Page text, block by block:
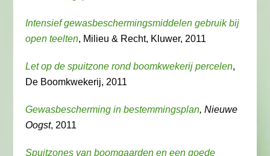
Intensief gewasbeschermingsmiddelen gebruik bij
open teelten, Milieu & Recht, Kluwer, 2011
Let op de spuitzone rond boomkwekerij percelen,
De Boomkwekerij, 2011
Gewasbescherming in bestemmingsplan, Nieuwe
Oogst, 2011
Spuitzones van boomgaarden en een goede